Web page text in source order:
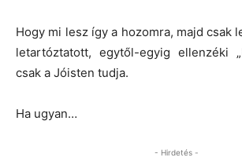
Hogy mi lesz így a hozomra, majd csak
letartóztatott, egytől-egyig ellenzéki
csak a Jóisten tudja.
Ha ugyan…
- Hirdetés -